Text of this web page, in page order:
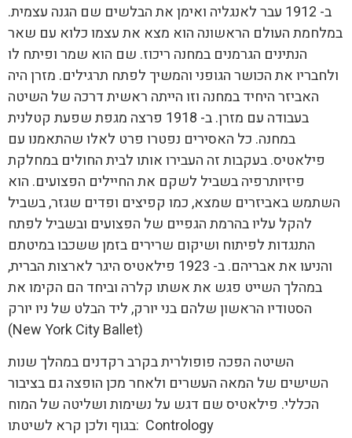
ב- 1912 עבר לאנגליה ואימן את הבלשים שם הגנה עצמית.
במלחמת העולם הראשונה הוא מצא את עצמו כלוא עם שאר
הנתינים הגרמנים במחנה ריכוז. שם הוא שמר ופיתח לו
ולחבריו את הכושר הגופני והמשיך לפתח תרגילים. מזרן היה
האביזר היחיד במחנה וזו הייתה ראשית דרכה של השיטה
בעבודה עם מזרן. ב- 1918 פרצה מגפת שפעת קטלנית
במחנה. כל האסירים נפטרו פרט לאלו שהתאמנו עם
פילאטיס. בעקבות זה העבירו אותו לבית החולים במחלקת
פיזיותרפיה בשביל לשקם את החיילים הפצועים. הוא
השתמש באביזרים שמצא, כמו קפיצים ופדים שגזר, בשביל
להקל עליו בהרמת הגפיים של הפצועים ובשביל לפתח
התנגדות לפיתוח ושיקום שרירים בזמן ששכבו במיטתם
והניעו את אבריהם. ב- 1923 פילאטיס היגר לארצות הברית,
במהלך השייט פגש את אשתו קלרה וביחד הם הקימו את
הסטודיו הראשון שלהם בני יורק, ליד הבלט של ניו יורק
(New York City Ballet)
השיטה הפכה פופולרית בקרב רקדנים במהלך שנות
השישים של המאה העשרים ולאחר מכן הופצה גם בציבור
הכללי. פילאטיס שם דגש על נשימות ושליטה של המוח
בגוף ולכן קרא לשיטתו: Contrology